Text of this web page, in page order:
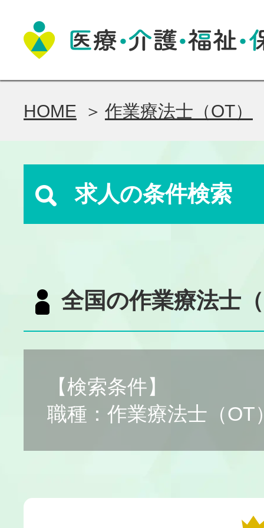
HOME 作業療法士（OT）
求人の条件検索
全国の作業療法士
【検索条件】
職種：作業療法士（OT